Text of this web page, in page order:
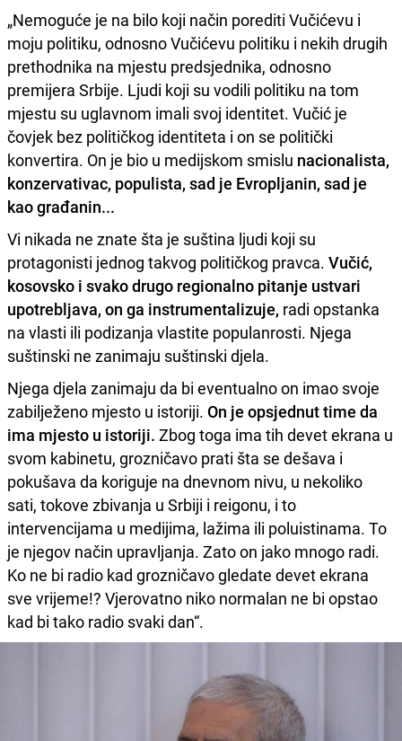
„Nemoguće je na bilo koji način porediti Vučićevu i
moju politiku, odnosno Vučićevu politiku i nekih drugih
prethodnika na mjestu predsjednika, odnosno
premijera Srbije. Ljudi koji su vodili politiku na tom
mjestu su uglavnom imali svoj identitet. Vučić je
čovjek bez političkog identiteta i on se politički
konvertira. On je bio u medijskom smislu nacionalista,
konzervativac, populista, sad je Evropljanin, sad je
kao građanin...
Vi nikada ne znate šta je suština ljudi koji su
protagonisti jednog takvog političkog pravca. Vučić,
kosovsko i svako drugo regionalno pitanje ustvari
upotrebljava, on ga instrumentalizuje, radi opstanka
na vlasti ili podizanja vlastite populanrosti. Njega
suštinski ne zanimaju suštinski djela.
Njega djela zanimaju da bi eventualno on imao svoje
zabilježeno mjesto u istoriji. On je opsjednut time da
ima mjesto u istoriji. Zbog toga ima tih devet ekrana u
svom kabinetu, grozničavo prati šta se dešava i
pokušava da koriguje na dnevnom nivu, u nekoliko
sati, tokove zbivanja u Srbiji i reigonu, i to
intervencijama u medijima, lažima ili poluistinama. To
je njegov način upravljanja. Zato on jako mnogo radi.
Ko ne bi radio kad grozničavo gledate devet ekrana
sve vrijeme!? Vjerovatno niko normalan ne bi opstao
kad bi tako radio svaki dan“.